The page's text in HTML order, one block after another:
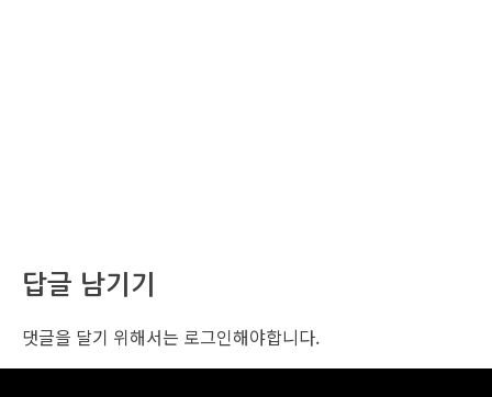
답글 남기기
댓글을 달기 위해서는 로그인해야합니다.